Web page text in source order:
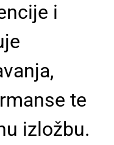
i
te
izložbu.